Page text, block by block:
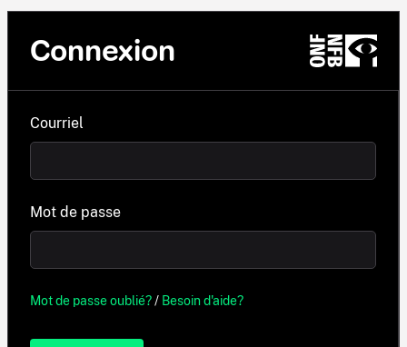
Connexion
Courriel
Mot de passe
Mot de passe oublié?/ Besoin d'aide?